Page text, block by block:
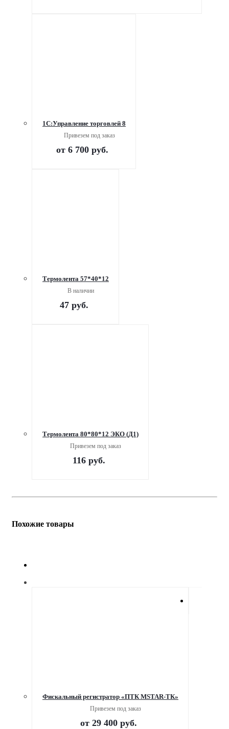
1С:Управление торговлей 8
Привезем под заказ
от 6 700 руб.
Термолента 57*40*12
В наличии
47руб.
Термолента 80*80*12 ЭКО (Д1)
Привезем под заказ
116руб.
Похожие товары
Фискальный регистратор «ПТК MSTAR-ТК»
Привезем под заказ
от 29 400 руб.